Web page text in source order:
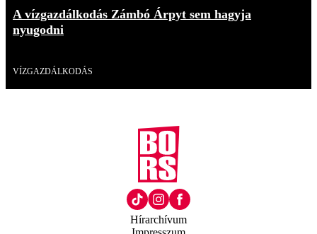
A vízgazdálkodás Zámbó Árpyt sem hagyja
nyugodni
VÍZGAZDÁLKODÁS
Hírarchívum